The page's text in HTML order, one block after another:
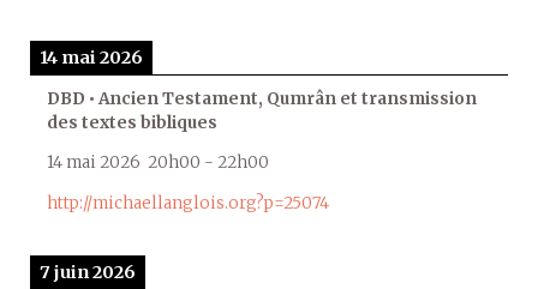
14 mai 2026
DBD • Ancien Testament, Qumrân et transmission
des textes bibliques
14 mai 2026 20h00 - 22h00
http://michaellanglois.org?p=25074
7 juin 2026